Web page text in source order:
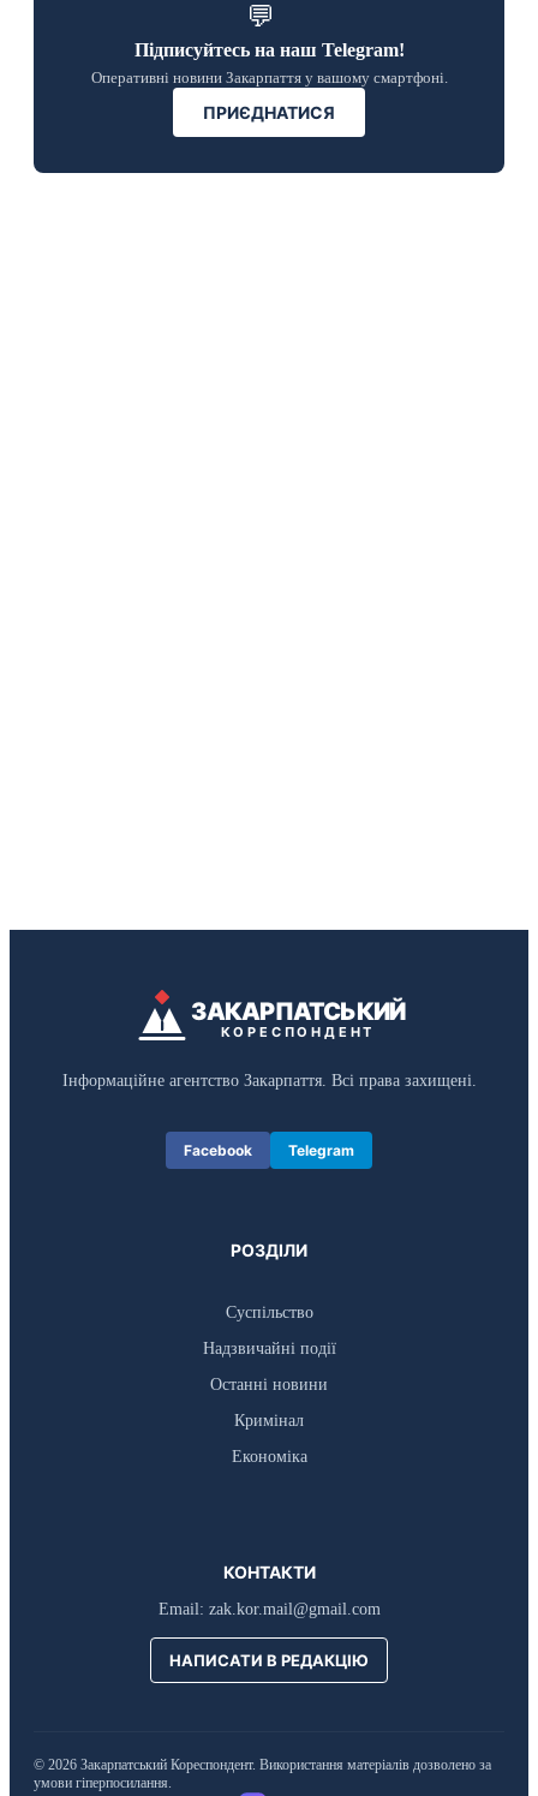
💬
Підписуйтесь на наш Telegram!
Оперативні новини Закарпаття у вашому смартфоні.
ПРИЄДНАТИСЯ
ЗАКАРПАТСЬКИЙ
КОРЕСПОНДЕНТ
Інформаційне агентство Закарпаття. Всі права захищені.
Facebook Telegram
РОЗДІЛИ
Суспільство
Надзвичайні події
Останні новини
Кримінал
Економіка
КОНТАКТИ
Email: zak.kor.mail@gmail.com
НАПИСАТИ В РЕДАКЦІЮ
© 2026 Закарпатський Кореспондент. Використання матеріалів дозволено за
умови гіперпосилання.